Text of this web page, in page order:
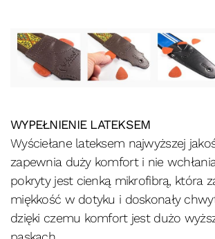
WYPEŁNIENIE LATEKSEM
Wyściełane lateksem najwyższej
zapewnia duży komfort i nie
pokryty jest cienką mikrofibrą, która
miękkość w dotyku i doskonały
dzięki czemu komfort jest dużo